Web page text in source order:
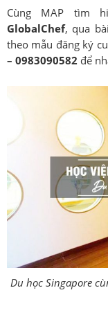
Cùng MAP tìm
GlobalChef, qua
theo mẫu đăng ký
– 0983090582 để
Du học Singapore